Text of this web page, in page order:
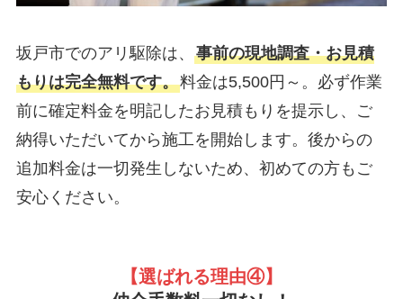
坂戸市でのアリ駆除は、 事前の現地調査・お見積
もりは完全無料です。料金は5,500円～。必ず作業
前に確定料金を明記したお見積もりを提示し、ご
納得いただいてから施工を開始します。後からの
追加料金は一切発生しないため、初めての方もご
安心ください。
【選ばれる理由④】